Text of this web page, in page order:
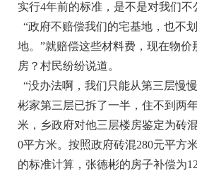
实行4年前的标准，是不是对我们不
“政府不赔偿我们的宅基地，也不
地。”就赔偿这些材料费，现在物价
房？村民纷纷说道。
“没办法啊，我们只能从第三层慢
彬家第三层已拆了一半，住不到两
米，乡政府对他三层楼房鉴定为砖
0平方米。按照政府砖混280元平方
的标准计算，张德彬的房子补偿为